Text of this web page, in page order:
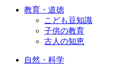
教育・道徳
こども豆知識
子供の教育
古人の知恵
自然・科学